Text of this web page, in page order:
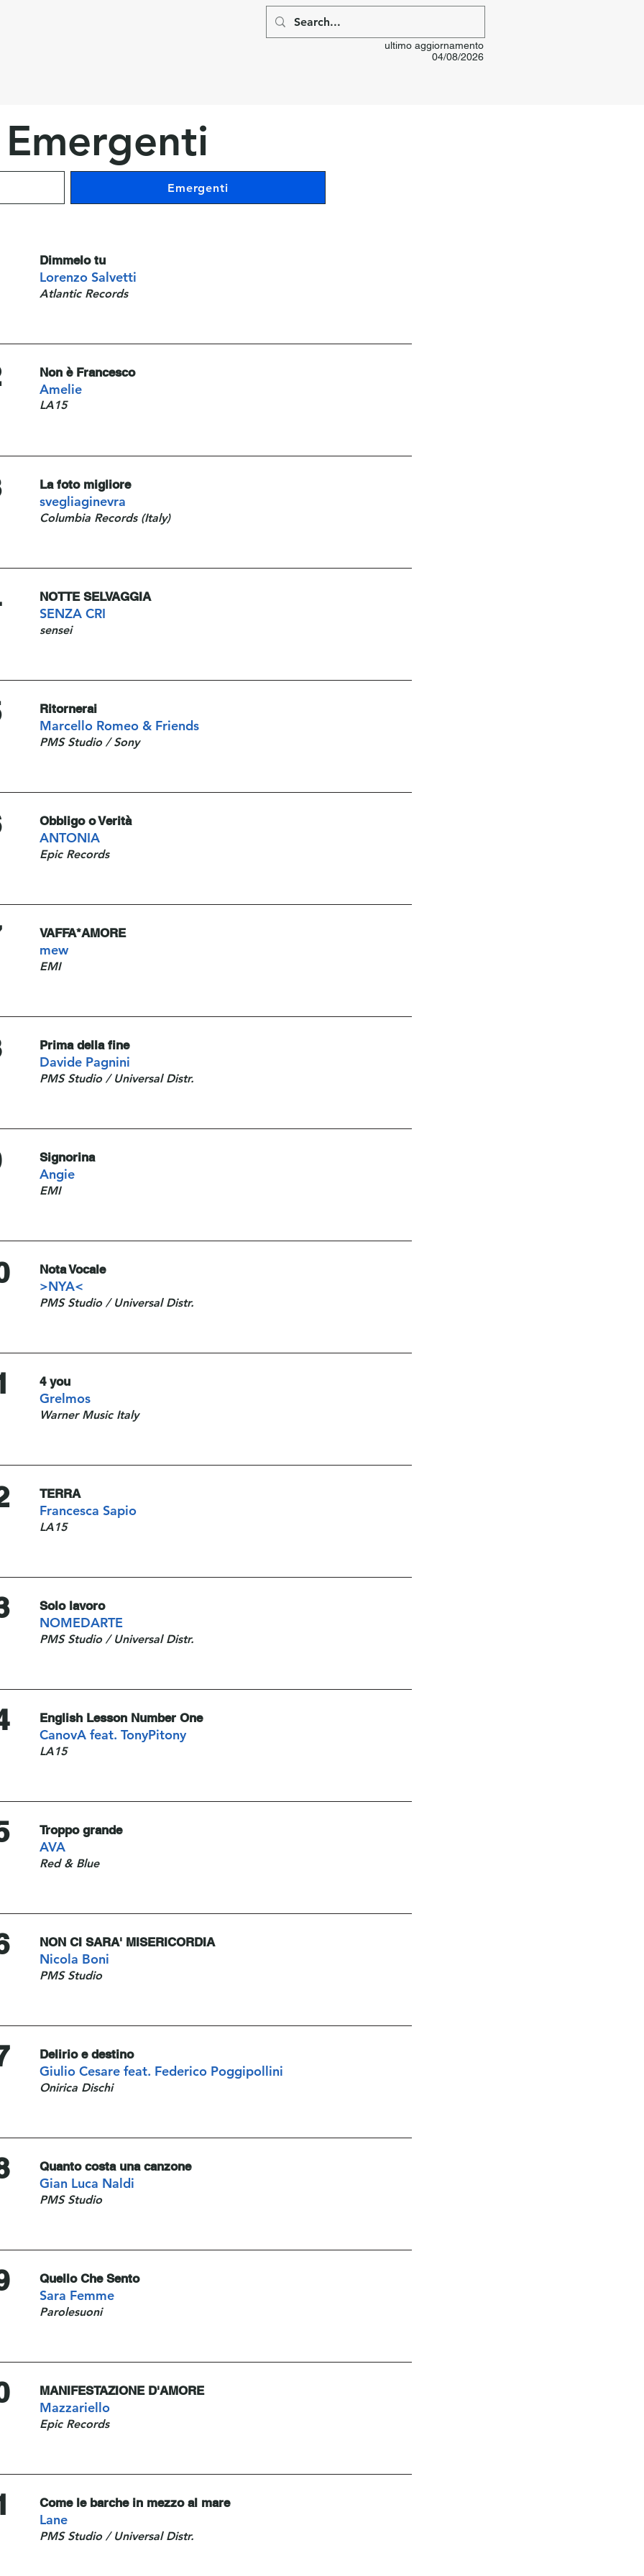
ultimo aggiornamento
04/08/2026
Emergenti
Emergenti
Dimmelo tu
Lorenzo Salvetti
Atlantic Records
Non è Francesco
Amelie
LA15
La foto migliore
svegliaginevra
Columbia Records (Italy)
NOTTE SELVAGGIA
SENZA CRI
sensei
Ritornerai
Marcello Romeo & Friends
PMS Studio / Sony
Obbligo o Verità
ANTONIA
Epic Records
VAFFA*AMORE
mew
EMI
Prima della fine
Davide Pagnini
PMS Studio / Universal Distr.
Signorina
Angie
EMI
Nota Vocale
>NYA<
PMS Studio / Universal Distr.
4 you
Grelmos
Warner Music Italy
TERRA
Francesca Sapio
LA15
Solo lavoro
NOMEDARTE
PMS Studio / Universal Distr.
English Lesson Number One
CanovA feat. TonyPitony
LA15
Troppo grande
AVA
Red & Blue
NON CI SARA' MISERICORDIA
Nicola Boni
PMS Studio
Delirio e destino
Giulio Cesare feat. Federico Poggipollini
Onirica Dischi
Quanto costa una canzone
Gian Luca Naldi
PMS Studio
Quello Che Sento
Sara Femme
Parolesuoni
MANIFESTAZIONE D'AMORE
Mazzariello
Epic Records
Come le barche in mezzo al mare
Lane
PMS Studio / Universal Distr.